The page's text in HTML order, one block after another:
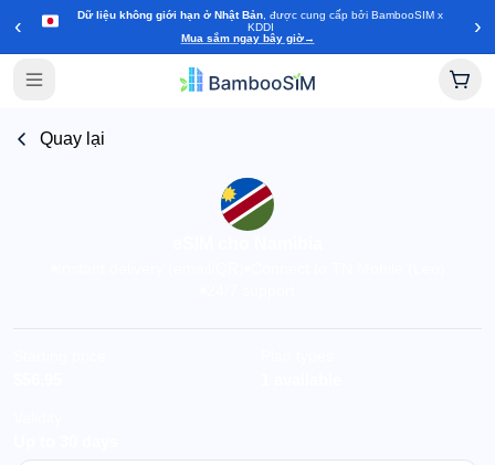
‹ Dữ liệu không giới hạn ở Nhật Bản , được cung cấp bởi BambooSIM x
KDDI
Mua sắm ngay bây giờ→
›
Quay lại